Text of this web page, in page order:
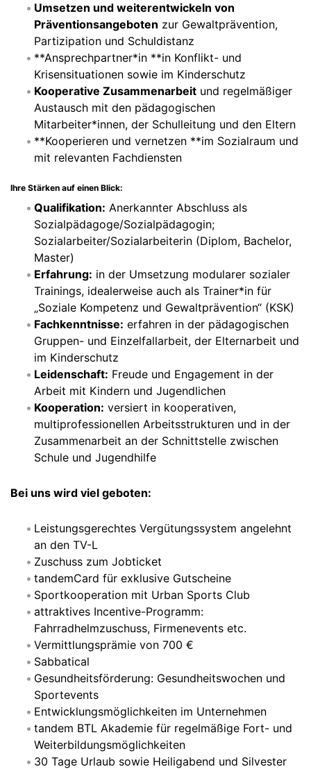
Umsetzen und weiterentwickeln von
Präventionsangeboten zur Gewaltprävention,
Partizipation und Schuldistanz
**Ansprechpartner*in **in Konflikt- und
Krisensituationen sowie im Kinderschutz
Kooperative Zusammenarbeit und regelmäßiger
Austausch mit den pädagogischen
Mitarbeiter*innen, der Schulleitung und den Eltern
**Kooperieren und vernetzen **im Sozialraum und
mit relevanten Fachdiensten
Ihre Stärken auf einen Blick:
Qualifikation: Anerkannter Abschluss als
Sozialpädagoge/Sozialpädagogin;
Sozialarbeiter/Sozialarbeiterin (Diplom, Bachelor,
Master)
Erfahrung: in der Umsetzung modularer sozialer
Trainings, idealerweise auch als Trainer*in für
„Soziale Kompetenz und Gewaltprävention“ (KSK)
Fachkenntnisse: erfahren in der pädagogischen
Gruppen- und Einzelfallarbeit, der Elternarbeit und
im Kinderschutz
Leidenschaft: Freude und Engagement in der
Arbeit mit Kindern und Jugendlichen
Kooperation: versiert in kooperativen,
multiprofessionellen Arbeitsstrukturen und in der
Zusammenarbeit an der Schnittstelle zwischen
Schule und Jugendhilfe
Bei uns wird viel geboten:
Leistungsgerechtes Vergütungssystem angelehnt
an den TV-L
Zuschuss zum Jobticket
tandemCard für exklusive Gutscheine
Sportkooperation mit Urban Sports Club
attraktives Incentive-Programm:
Fahrradhelmzuschuss, Firmenevents etc.
Vermittlungsprämie von 700 €
Sabbatical
Gesundheitsförderung: Gesundheitswochen und
Sportevents
Entwicklungsmöglichkeiten im Unternehmen
tandem BTL Akademie für regelmäßige Fort- und
Weiterbildungsmöglichkeiten
30 Tage Urlaub sowie Heiligabend und Silvester